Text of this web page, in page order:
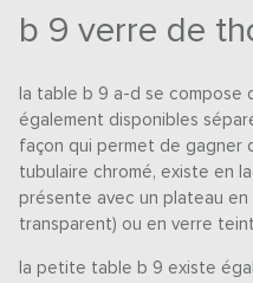
b 9 verre de
la table b 9 a-d se compose
également disponibles
façon qui permet de gagner
tubulaire chromé, existe en
présente avec un plateau
transparent) ou en verre
la petite table b 9 existe